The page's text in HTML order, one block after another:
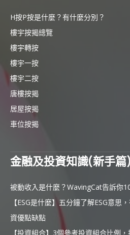
H按P按是什麼？有什麼分別？
樓宇按揭總覽
樓宇轉按
樓宇一按
樓宇二按
唐樓按揭
居屋按揭
車位按揭
金融及投資知識(新手篇)
被動收入是什麼？WavingCat告訴你
【ESG是什麼】五分鐘了解ESG意思
資優點缺點
【投資組合】3個參考投資組合比例